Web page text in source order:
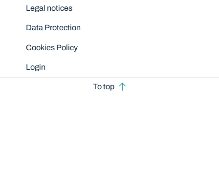
Legal notices
Data Protection
Cookies Policy
Login
To top